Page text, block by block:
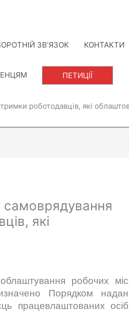
ЗВ’ЯЗОК КОНТАКТИ
ПЕТИЦІЇ
роботодавців, які
самоврядування
які
робочих
Порядком
працевлаштованих